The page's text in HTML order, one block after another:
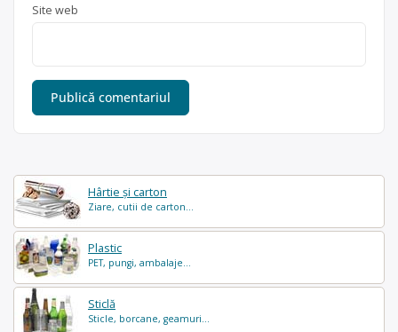
Hârtie și carton
Ziare, cutii de carton...
Plastic
PET, pungi, ambalaje...
Sticlă
Sticle, borcane, geamuri...
Site web